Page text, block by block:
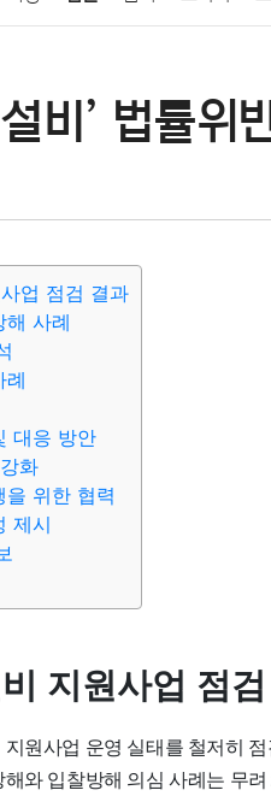
정치 의료 의학 경제
비’ 법률
업 점검 결과
해 사례
례
대응 방안
화
을 위한 협력
제시
지원사업 점
원사업 운영 실태를 철저히
해와 입찰방해 의심 사례는 무